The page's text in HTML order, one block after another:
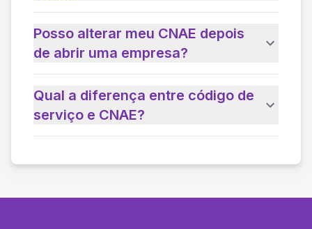
Posso alterar meu CNAE depois
de abrir uma empresa?
Qual a diferença entre código de
serviço e CNAE?